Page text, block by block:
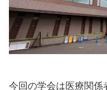
今回の学会は医療関係